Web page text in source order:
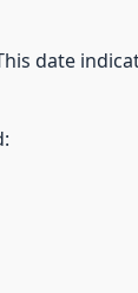
date
: